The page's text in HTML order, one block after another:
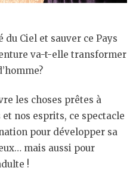
Ciel et sauver ce Pays
va-t-elle transformer
les choses prêtes à
nos esprits, ce spectacle
pour développer sa
mais aussi pour
!